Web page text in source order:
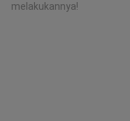
melakukannya!